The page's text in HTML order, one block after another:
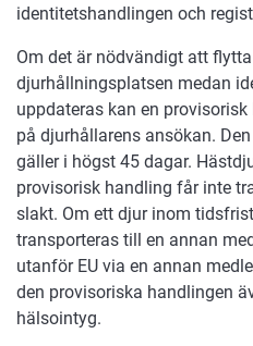
identitetshandlingen och
Om det är nödvändigt att
djurhållningsplatsen medan
uppdateras kan en
på djurhållarens ansökan.
gäller i högst 45 dagar.
provisorisk handling får inte
slakt. Om ett djur inom
transporteras till en annan
utanför EU via en annan
den provisoriska handlingen
hälsointyg.